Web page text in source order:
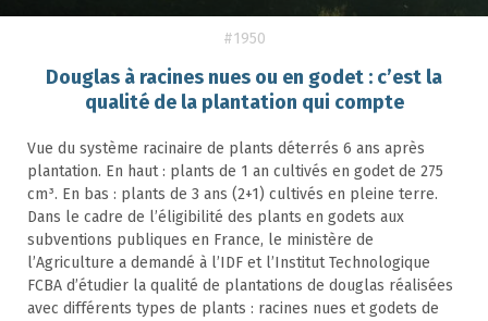
#1950
Douglas à racines nues ou en godet : c’est la
qualité de la plantation qui compte
Vue du système racinaire de plants déterrés 6 ans après
plantation. En haut : plants de 1 an cultivés en godet de 275
cm³. En bas : plants de 3 ans (2+1) cultivés en pleine terre.
Dans le cadre de l’éligibilité des plants en godets aux
subventions publiques en France, le ministère de
l’Agriculture a demandé à l’IDF et l’Institut Technologique
FCBA d’étudier la qualité de plantations de douglas réalisées
avec différents types de plants : racines nues et godets de